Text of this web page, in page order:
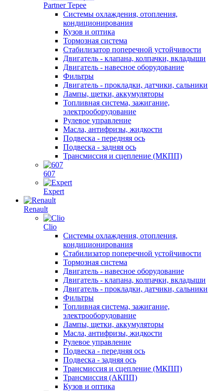
Partner Tepee
Системы охлаждения, отопления,
кондиционирования
Кузов и оптика
Тормозная система
Стабилизатор поперечной устойчивости
Двигатель - клапана, колпачки, вкладыши
Двигатель - навесное оборудование
Фильтры
Двигатель - прокладки, датчики, сальники
Лампы, щетки, аккумуляторы
Топливная система, зажигание,
электрооборудование
Рулевое управление
Масла, антифризы, жидкости
Подвеска - передняя ось
Подвеска - задняя ось
Трансмиссия и сцепление (МКПП)
607
Expert
Renault
Clio
Системы охлаждения, отопления,
кондиционирования
Стабилизатор поперечной устойчивости
Тормозная система
Двигатель - навесное оборудование
Двигатель - клапана, колпачки, вкладыши
Двигатель - прокладки, датчики, сальники
Фильтры
Топливная система, зажигание,
электрооборудование
Лампы, щетки, аккумуляторы
Масла, антифризы, жидкости
Рулевое управление
Подвеска - передняя ось
Подвеска - задняя ось
Трансмиссия и сцепление (МКПП)
Трансмиссия (АКПП)
Кузов и оптика